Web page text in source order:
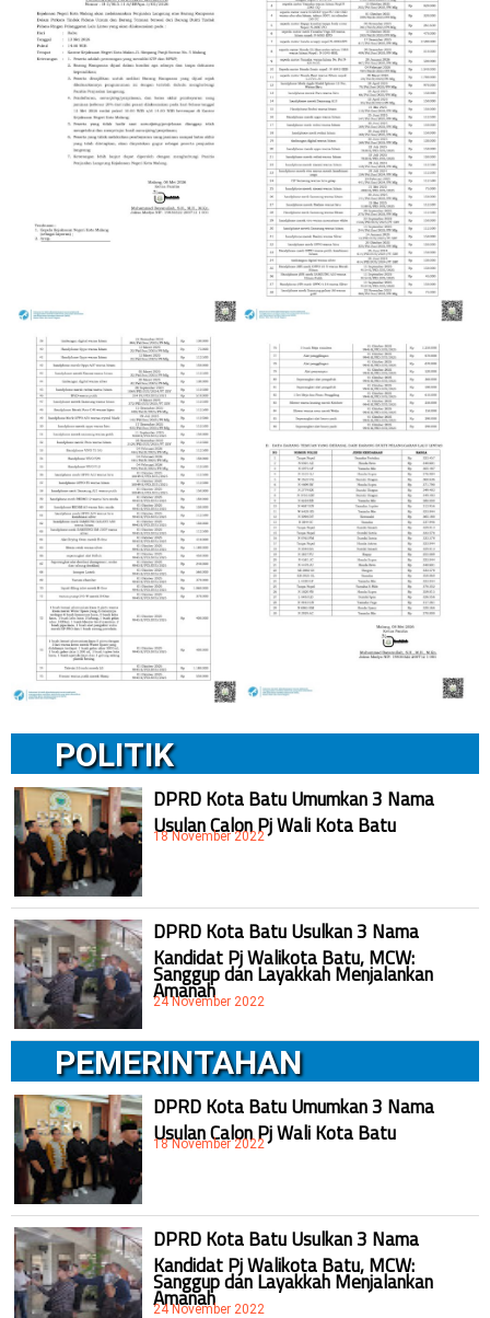
POLITIK
DPRD Kota Batu Umumkan 3 Nama
Usulan Calon Pj Wali Kota Batu
18 November 2022
DPRD Kota Batu Usulkan 3 Nama
Kandidat Pj Walikota Batu, MCW:
Sanggup dan Layakkah Menjalankan
Amanah
24 November 2022
PEMERINTAHAN
DPRD Kota Batu Umumkan 3 Nama
Usulan Calon Pj Wali Kota Batu
18 November 2022
DPRD Kota Batu Usulkan 3 Nama
Kandidat Pj Walikota Batu, MCW:
Sanggup dan Layakkah Menjalankan
Amanah
24 November 2022